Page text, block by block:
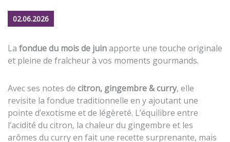
02.06.2026
La fondue du mois de juinapporte une touche originale
et pleine de fraîcheur à vos moments gourmands.
Avec ses notes de citron, gingembre & curry, elle
revisite la fondue traditionnelle en y ajoutant une
pointe d’exotisme et de légèreté. L’équilibre entre
l’acidité du citron, la chaleur du gingembre et les
arômes du curry en fait une recette surprenante, mais